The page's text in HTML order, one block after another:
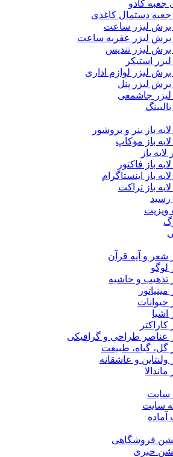
جعبه کادو
دستمال کاغذی
لیزر ساعت
لیزر عقربه ساعت
لیزر تندیس
استیکر
لیزر لوازم اداری
لیزر پنل
جاشمعی
باز بنر و بروشور
باز موکاپ
باز
باز فاکتور
باز اینستاگرام
باز تراکت
ویزیت
شعر و آیه قرآن
لوگو
تذهیب و حاشیه
حیوانات
اشیا
کاراکتر
عناصر طراحی و گرافیکی
گل، گیاه، طبیعت
ولنتاین و عاشقانه
سایت
سایت
فروشگاهی
خبری